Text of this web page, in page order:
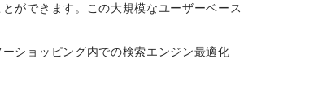
ができます。この大規模なユーザーベース
ショッピング内での検索エンジン最適化